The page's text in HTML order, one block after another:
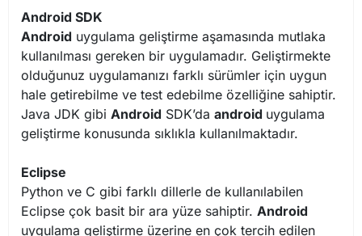
Android SDK
Android uygulama geliştirme aşamasında mutlaka
kullanılması gereken bir uygulamadır. Geliştirmekte
olduğunuz uygulamanızı farklı sürümler için uygun
hale getirebilme ve test edebilme özelliğine sahiptir.
Java JDK gibi Android SDK’da android uygulama
geliştirme konusunda sıklıkla kullanılmaktadır.
Eclipse
Python ve C gibi farklı dillerle de kullanılabilen
Eclipse çok basit bir ara yüze sahiptir. Android
uygulama geliştirme üzerine en çok tercih edilen